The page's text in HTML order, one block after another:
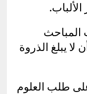
المباحث
لا يبلغ الذروة
طلب العلوم